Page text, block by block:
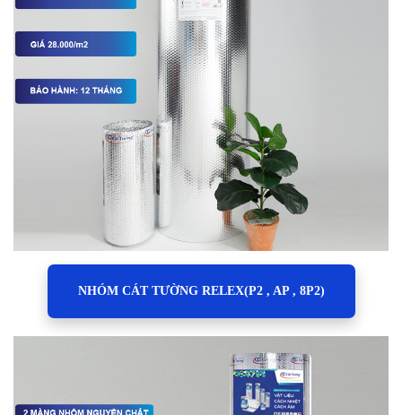
NHÓM CÁT TƯỜNG RELEX(P2 , AP , 8P2)